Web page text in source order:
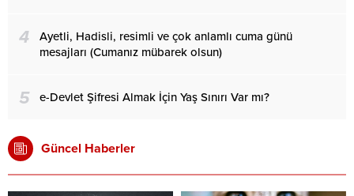
4
Ayetli, Hadisli, resimli ve çok anlamlı cuma günü
mesajları (Cumanız mübarek olsun)
5 e-Devlet Şifresi Almak İçin Yaş Sınırı Var mı?
Güncel Haberler